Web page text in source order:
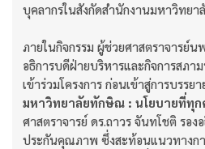
บุคลากรในสังกัดสำนักงานมหาวิทยา
ภายในกิจกรรม ผู้ช่วยศาสตราจารย์น
อธิการบดีฝ่ายบริหารและกิจการสภา
เข้าร่วมโครงการ ก่อนเข้าสู่การบรรย
มหาวิทยาลัยทักษิณ : นโยบายที่ทุก
ศาสตราจารย์ ดร.ถาวร จันทโชติ รอ
ประกันคุณภาพ ซึ่งสะท้อนแนวทางก